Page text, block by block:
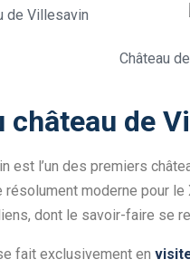
château de
est l’un des premiers
résolument moderne pour le
dont le savoir-faire se
fait exclusivement en